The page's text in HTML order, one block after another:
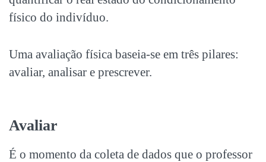
físico do indivíduo.
Uma avaliação física baseia-se em três pilares:
avaliar, analisar e prescrever.
Avaliar
É o momento da coleta de dados que o professor